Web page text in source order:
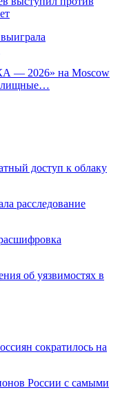
— 2026» на Moscow
доступ к облаку
расследование
об уязвимостях в
сократилось на
России с самыми